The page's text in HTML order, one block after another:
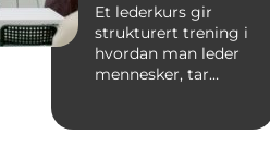
Et lederkurs gir
strukturert trening i
hvordan man leder
mennesker, tar